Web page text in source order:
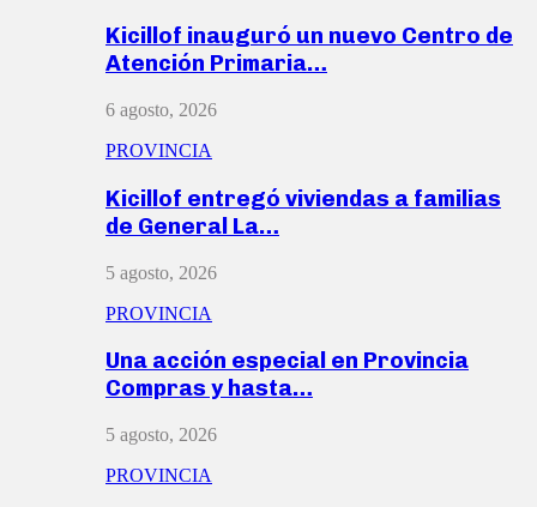
Kicillof inauguró un nuevo Centro de
Atención Primaria…
6 agosto, 2026
PROVINCIA
Kicillof entregó viviendas a familias
de General La…
5 agosto, 2026
PROVINCIA
Una acción especial en Provincia
Compras y hasta…
5 agosto, 2026
PROVINCIA